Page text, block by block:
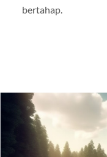
bertahap.